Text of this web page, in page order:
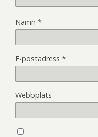
Namn *
E-postadress *
Webbplats